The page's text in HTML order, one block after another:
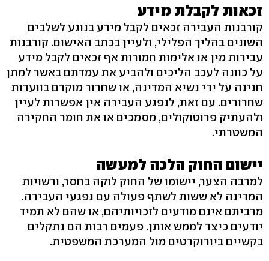
זכאות לקבלת מידע
קורבנות העבירה זכאים לקבל מידע בנוגע לשלבים
השונים בהליך הפלילי, ולעיין בכתב האישום. קורבנות
עבירות מין או אלימות חמורות אף זכאים לקבל מידע
על כוונה לעכב הליכים ולהביע את עמדתם באשר למתן
חנינה על ידי נשיא המדינה, או שחרור מוקדם בוועדות
שחרורים. עם זאת, לנפגע העבירה אין אפשרות לעיין
ולהעתיק פרוטוקולים, מסמכים או את חומר החקירה
המשטרתי.
יישום החוק הלכה למעשה
למרבה הצער, יישומו של החוק לוקה בחסר, ורשויות
המדינה לא ששות לשתף פעולה עם נפגעי העבירה.
מרביתם אינם מודעים לזכויותיהם, או שהם לא תמיד
יודעים כיצד לממש אותן. פעמים רבות הם נתקלים
בקשיים ביורוקרטים מול המערכת המשפטית.